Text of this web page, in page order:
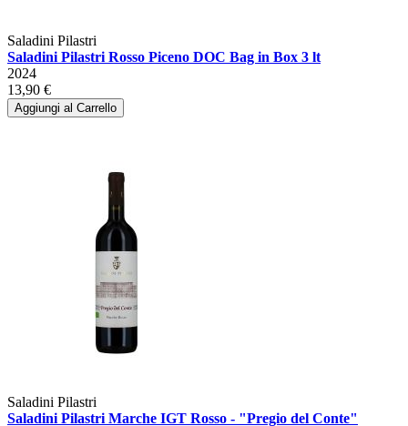
Saladini Pilastri
Saladini Pilastri Rosso Piceno DOC Bag in Box 3 lt
2024
13,90 €
Aggiungi al Carrello
Saladini Pilastri
Saladini Pilastri Marche IGT Rosso - "Pregio del Conte"